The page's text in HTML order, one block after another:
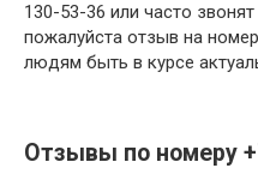
130-53-36 или часто
пожалуйста отзыв на
людям быть в курсе
Отзывы по номеру